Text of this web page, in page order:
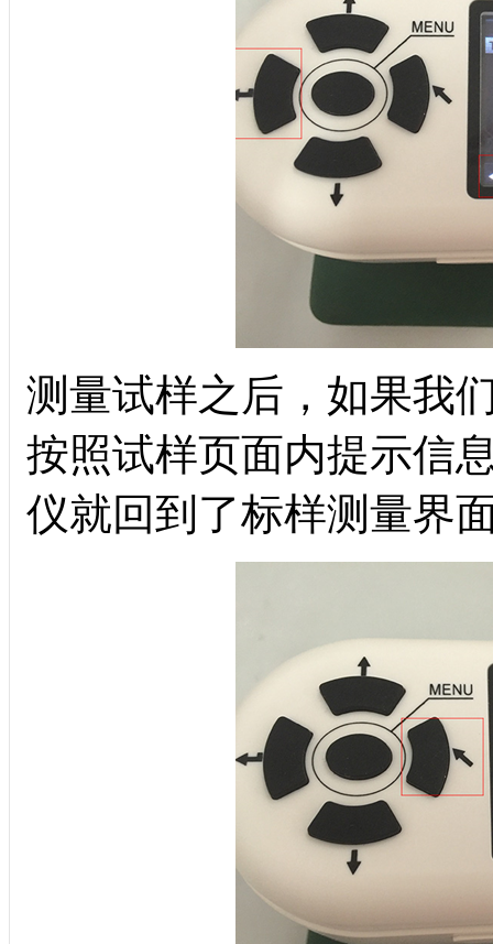
测量试样之后，如果我
按照试样页面内提示信
仪就回到了标样测量界